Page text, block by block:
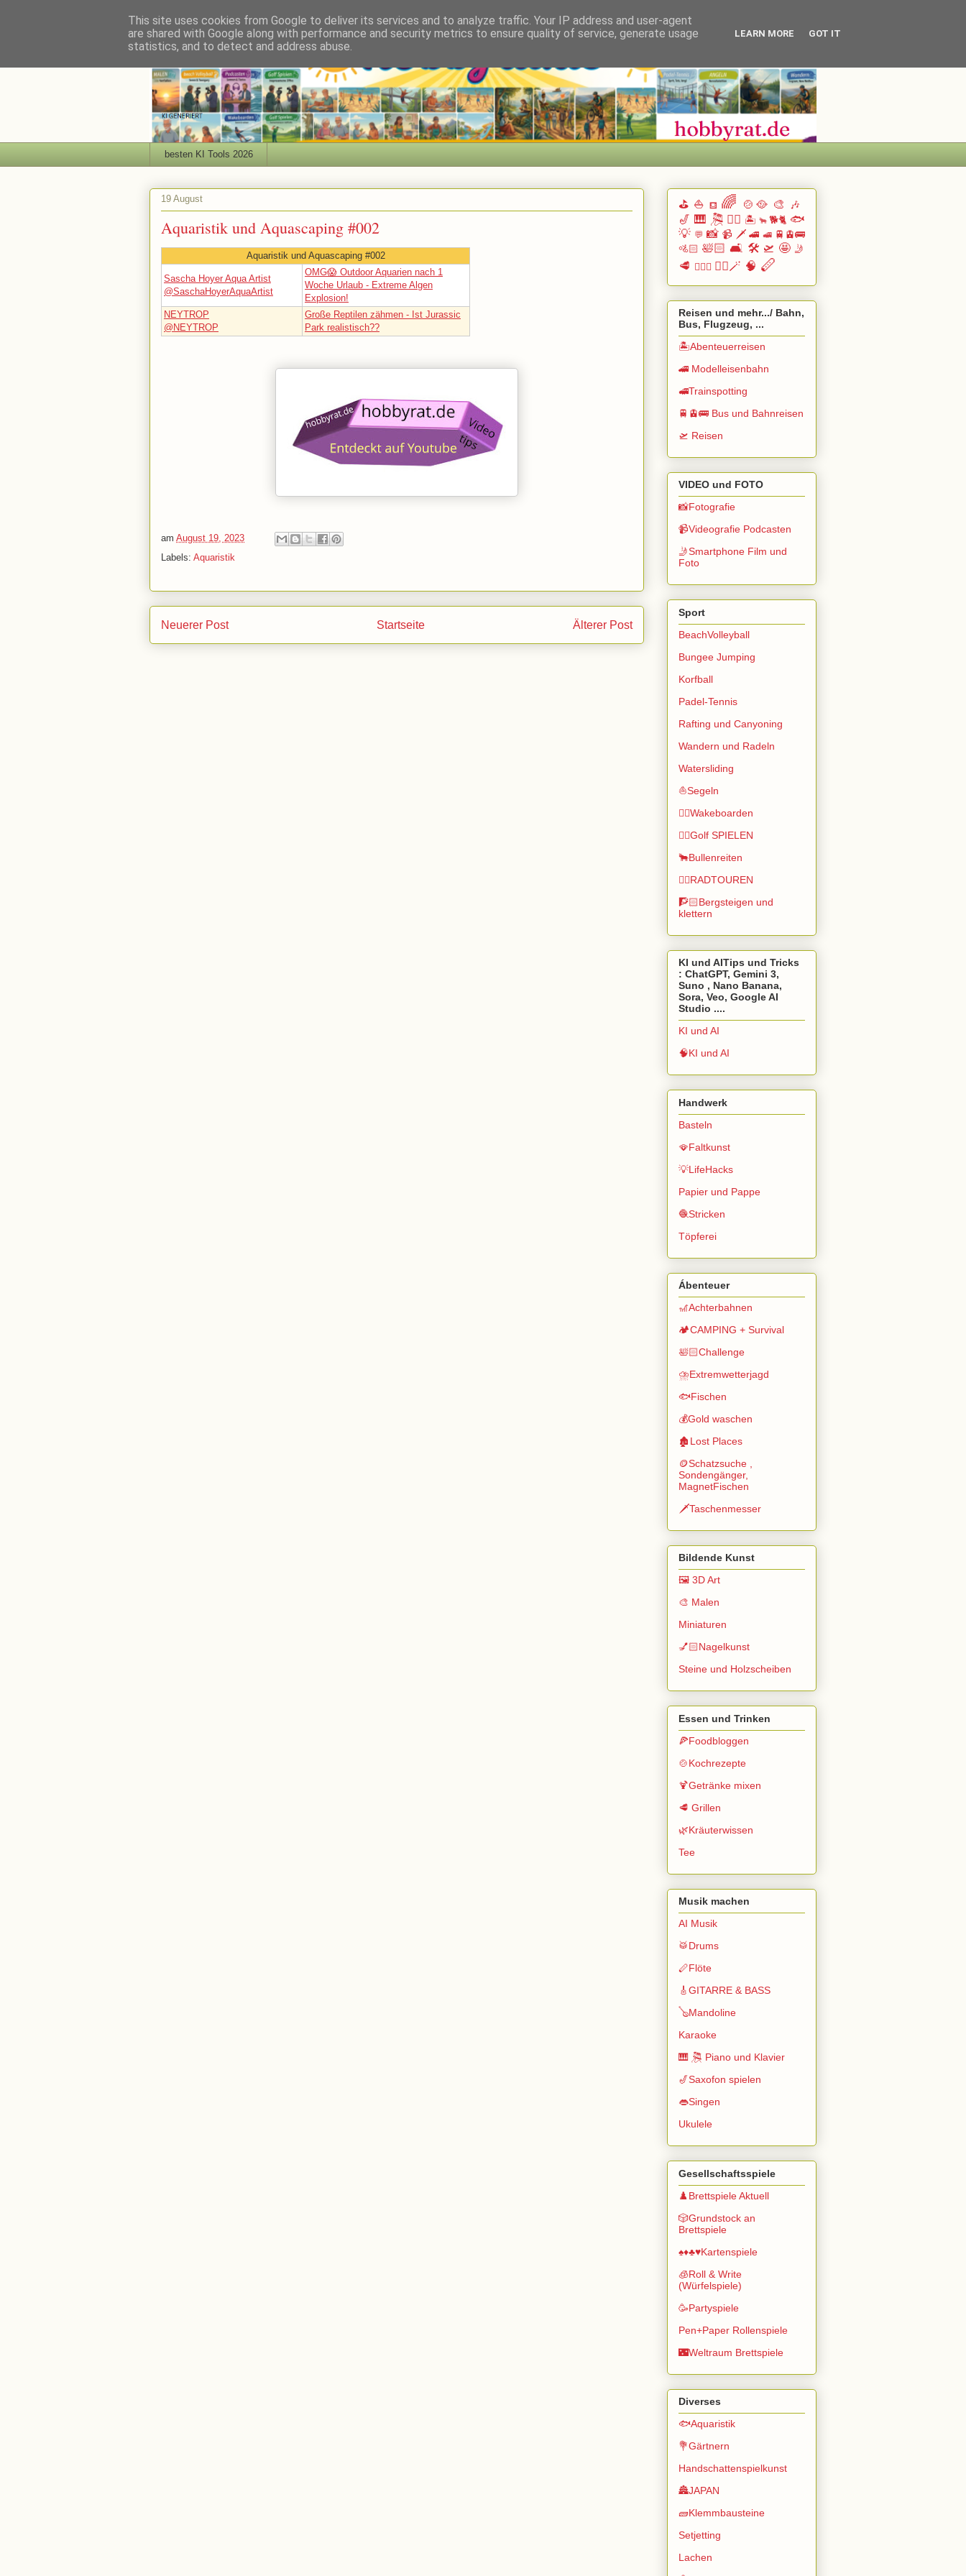
besten KI Tools 2026
19 August
Aquaristik und Aquascaping #002
Aquaristik und Aquascaping #002
Sascha Hoyer Aqua Artist
@SaschaHoyerAquaArtist
OMG😱 Outdoor Aquarien nach 1
Woche Urlaub - Extreme Algen
Explosion!
NEYTROP
@NEYTROP
Große Reptilen zähmen - Ist Jurassic
Park realistisch??
am August 19, 2023
Labels: Aquaristik
Neuerer Post Älterer Post
Startseite
⛳ ⛵ ⛾ 🌈 🍲🥘 🎨 🎶
🎷 🎹 🎘 🏄🏽 🏝️ 🐂 🐕🐈 🐟
💡 💬 📸 📹 🗡️ 🚄 🚅 🚆🚊🚌
🚵🏻 🛀🏻 🛋️ 🛠️ 🛫 🤩 🤳
🥩 🧗🏻‍♀️ 🧙‍♂️🪄 🧠 🪈
Reisen und mehr.../ Bahn,
Bus, Flugzeug, ...
🏝️Abenteuerreisen
🚄 Modelleisenbahn
🚅Trainspotting
🚆🚊🚌 Bus und Bahnreisen
🛫 Reisen
VIDEO und FOTO
📸Fotografie
📹Videografie Podcasten
🤳Smartphone Film und
Foto
Sport
BeachVolleyball
Bungee Jumping
Korfball
Padel-Tennis
Rafting und Canyoning
Wandern und Radeln
Watersliding
⛵Segeln
🏄🏽Wakeboarden
🏌️‍♂️Golf SPIELEN
🐂Bullenreiten
🚴‍♂️RADTOUREN
🧗🏻Bergsteigen und
klettern
KI und AITips und Tricks
: ChatGPT, Gemini 3,
Suno , Nano Banana,
Sora, Veo, Google AI
Studio ....
KI und AI
🧠KI und AI
Handwerk
Basteln
🪭Faltkunst
💡LifeHacks
Papier und Pappe
🧶Stricken
Töpferei
Ábenteuer
🎢Achterbahnen
🏕️CAMPING + Survival
🛀🏻Challenge
⛈️Extremwetterjagd
🐟Fischen
💰Gold waschen
🏚️Lost Places
🪙Schatzsuche ,
Sondengänger,
MagnetFischen
🗡️Taschenmesser
Bildende Kunst
🖼️ 3D Art
🎨 Malen
Miniaturen
💅🏻Nagelkunst
Steine und Holzscheiben
Essen und Trinken
🍕Foodbloggen
🍲Kochrezepte
🍹Getränke mixen
🥩 Grillen
🌿Kräuterwissen
Tee
Musik machen
AI Musik
🥁Drums
🪈Flöte
🎸GITARRE & BASS
🪕Mandoline
Karaoke
🎹 🎘 Piano und Klavier
🎷Saxofon spielen
👄Singen
Ukulele
Gesellschaftsspiele
♟️Brettspiele Aktuell
🎲Grundstock an
Brettspiele
♠️♦️♣️♥️Kartenspiele
🧊Roll & Write
(Würfelspiele)
🥳Partyspiele
Pen+Paper Rollenspiele
🌃Weltraum Brettspiele
Diverses
🐟Aquaristik
💐Gärtnern
Handschattenspielkunst
🏯JAPAN
🧱Klemmbausteine
Setjetting
Lachen
This site uses cookies from Google to deliver its services and to analyze traffic. Your IP address and user-agent
are shared with Google along with performance and security metrics to ensure quality of service, generate usage
statistics, and to detect and address abuse.
LEARN MORE GOT IT